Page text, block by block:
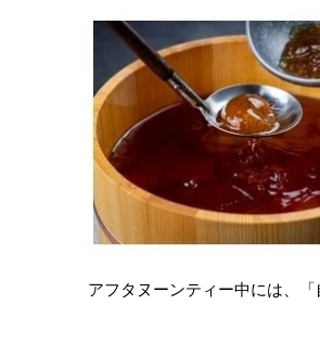
アフタヌーンティー中には、